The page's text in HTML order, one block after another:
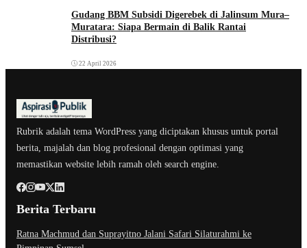
Gudang BBM Subsidi Digerebek di Jalinsum Mura–
Muratara: Siapa Bermain di Balik Rantai
Distribusi?
22 April 2026
Rubrik adalah tema WordPress yang diciptakan khusus untuk portal
berita, majalah dan blog profesional dengan optimasi yang
memastikan website lebih ramah oleh search engine.
Berita Terbaru
Ratna Machmud dan Suprayitno Jalani Safari Silaturahmi ke